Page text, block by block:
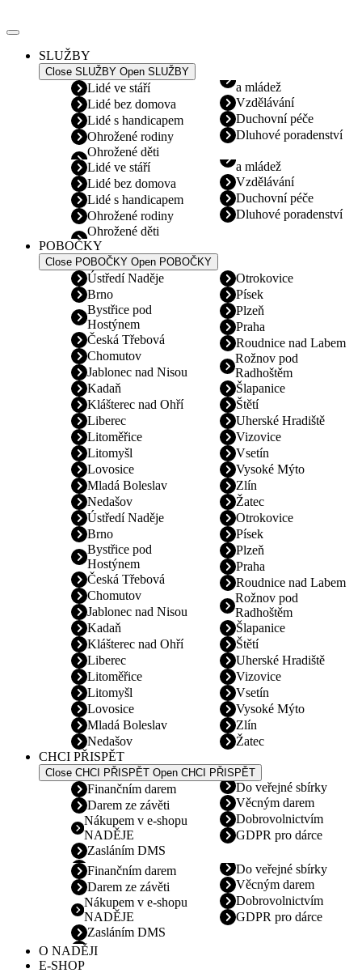
k
SLUŽBY
Close SLUŽBY Open SLUŽBY
Lidé ve stáří
Lidé bez domova
Lidé s handicapem
Ohrožené rodiny
Ohrožené děti
a mládež
Vzdělávání
Duchovní péče
Dluhové poradenství
Lidé ve stáří
Lidé bez domova
Lidé s handicapem
Ohrožené rodiny
Ohrožené děti
a mládež
Vzdělávání
Duchovní péče
Dluhové poradenství
POBOČKY
Close POBOČKY Open POBOČKY
Ústředí Naděje
Brno
Bystřice pod
Hostýnem
Česká Třebová
Chomutov
Jablonec nad Nisou
Kadaň
Klášterec nad Ohří
Liberec
Litoměřice
Litomyšl
Lovosice
Mladá Boleslav
Nedašov
Otrokovice
Písek
Plzeň
Praha
Roudnice nad Labem
Rožnov pod
Radhoštěm
Šlapanice
Štětí
Uherské Hradiště
Vizovice
Vsetín
Vysoké Mýto
Zlín
Žatec
Ústředí Naděje
Brno
Bystřice pod
Hostýnem
Česká Třebová
Chomutov
Jablonec nad Nisou
Kadaň
Klášterec nad Ohří
Liberec
Litoměřice
Litomyšl
Lovosice
Mladá Boleslav
Nedašov
Otrokovice
Písek
Plzeň
Praha
Roudnice nad Labem
Rožnov pod
Radhoštěm
Šlapanice
Štětí
Uherské Hradiště
Vizovice
Vsetín
Vysoké Mýto
Zlín
Žatec
CHCI PŘISPĚT
Close CHCI PŘISPĚT Open CHCI PŘISPĚT
Finančním darem
Darem ze závěti
Nákupem v e-shopu
NADĚJE
Zasláním DMS
Do veřejné sbírky
Věcným darem
Dobrovolnictvím
GDPR pro dárce
Finančním darem
Darem ze závěti
Nákupem v e-shopu
NADĚJE
Zasláním DMS
Do veřejné sbírky
Věcným darem
Dobrovolnictvím
GDPR pro dárce
O NADĚJI
E-SHOP